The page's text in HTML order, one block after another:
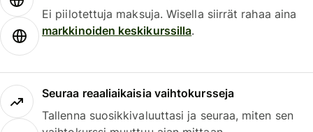
Ei piilotettuja maksuja. Wisella siirrät rahaa aina
markkinoiden keskikurssilla.
Seuraa reaaliaikaisia vaihtokursseja
Tallenna suosikkivaluuttasi ja seuraa, miten sen